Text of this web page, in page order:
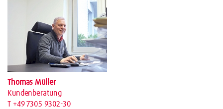
Thomas Müller
Kundenberatung
T +49 7305 9302-30